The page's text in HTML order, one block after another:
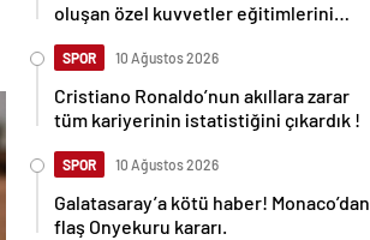
oluşan özel kuvvetler eğitimlerini
SPOR 10 Ağustos 2026
Cristiano Ronaldo’nun akıllara zarar
tüm kariyerinin istatistiğini çıkardık !
SPOR 10 Ağustos 2026
Galatasaray’a kötü haber! Monaco’dan
flaş Onyekuru kararı.